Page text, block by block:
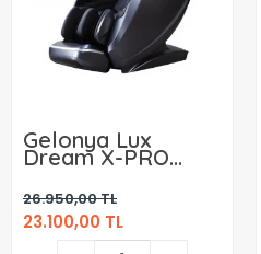
Gelonya Lux
Dream X-PRO
A661 Masaj
Koltuğu Kiralama (
Aylık )
26.950,00 TL
23.100,00 TL